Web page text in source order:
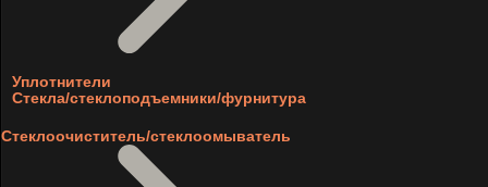
Уплотнители
Стекла/стеклоподъемники/фурнитура
Стеклоочиститель/стеклоомыватель